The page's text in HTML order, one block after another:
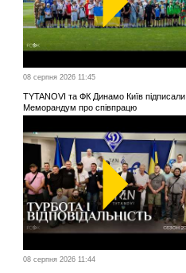
08 серпня 2026 11:45
TYTANOVI та ФК Динамо Київ підписали
Меморандум про співпрацю
08 серпня 2026 11:44